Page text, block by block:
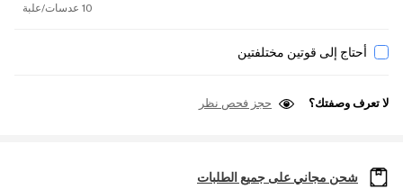
10 عدسات/علبة
أحتاج إلى قوتين مختلفتين
لا تعرف وصفتك؟ حجز فحص نظر
شحن مجاني على جميع الطلبات